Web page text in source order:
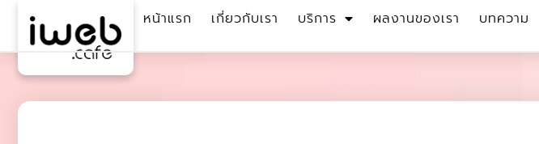
หน้าแรก เกี่ยวกับเรา บริการ ผลงานของเรา บทความ